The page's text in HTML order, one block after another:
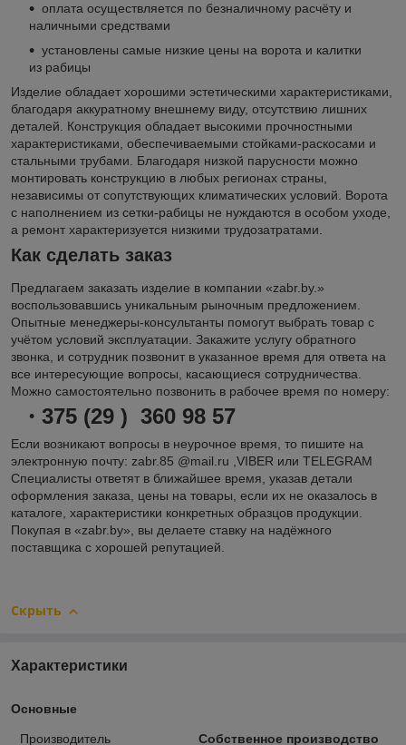
оплата осуществляется по безналичному расчёту и
наличными средствами
установлены самые низкие цены на ворота и калитки
из рабицы
Изделие обладает хорошими эстетическими характеристиками,
благодаря аккуратному внешнему виду, отсутствию лишних
деталей. Конструкция обладает высокими прочностными
характеристиками, обеспечиваемыми стойками-раскосами и
стальными трубами. Благодаря низкой парусности можно
монтировать конструкцию в любых регионах страны,
независимы от сопутствующих климатических условий. Ворота
с наполнением из сетки-рабицы не нуждаются в особом уходе,
а ремонт характеризуется низкими трудозатратами.
Как сделать заказ
Предлагаем заказать изделие в компании «zabr.by.»
воспользовавшись уникальным рыночным предложением.
Опытные менеджеры-консультанты помогут выбрать товар с
учётом условий эксплуатации. Закажите услугу обратного
звонка, и сотрудник позвонит в указанное время для ответа на
все интересующие вопросы, касающиеся сотрудничества.
Можно самостоятельно позвонить в рабочее время по номеру:
375 (29 ) 360 98 57
Если возникают вопросы в неурочное время, то пишите на
электронную почту: zabr.85 @mail.ru ,VIBER или TELEGRAM
Специалисты ответят в ближайшее время, указав детали
оформления заказа, цены на товары, если их не оказалось в
каталоге, характеристики конкретных образцов продукции.
Покупая в «zabr.by», вы делаете ставку на надёжного
поставщика с хорошей репутацией.
Скрыть
Характеристики
Основные
Производитель Собственное производство